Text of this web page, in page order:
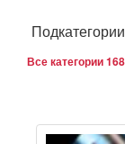
Подкатегории
Все категории